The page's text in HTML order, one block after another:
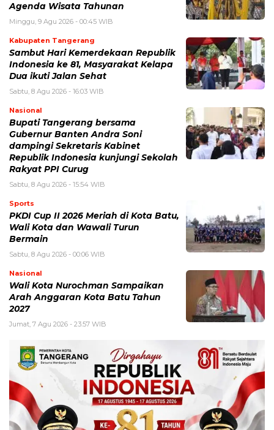
Agenda Wisata Tahunan
Minggu, 9 Agu 2026 - 00:45 WIB
Kabupaten Tangerang
Sambut Hari Kemerdekaan Republik
Indonesia ke 81, Masyarakat Kelapa
Dua ikuti Jalan Sehat
Sabtu, 8 Agu 2026 - 16:03 WIB
Nasional
Bupati Tangerang bersama
Gubernur Banten Andra Soni
dampingi Sekretaris Kabinet
Republik Indonesia kunjungi Sekolah
Rakyat PPI Curug
Sabtu, 8 Agu 2026 - 15:54 WIB
Sports
PKDI Cup II 2026 Meriah di Kota Batu,
Wali Kota dan Wawali Turun
Bermain
Sabtu, 8 Agu 2026 - 00:06 WIB
Nasional
Wali Kota Nurochman Sampaikan
Arah Anggaran Kota Batu Tahun
2027
Jumat, 7 Agu 2026 - 23:57 WIB